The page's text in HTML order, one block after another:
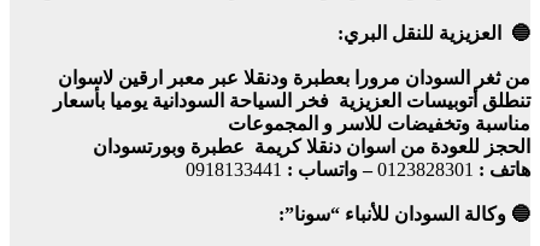
🔵 العزيزية للنقل البري:
من ثغر السودان مرورا بعطبرة ودنقلا عبر معبر ارقين لاسوان
تنطلق أتوبيسات العزيزية فخر السياحة السودانية يوميا بأسعار
مناسبة وتخفيضات للاسر و المجموعات
الحجز للعودة من اسوان دنقلا كريمة عطبرة وبورتسودان
هاتف : 0123828301– واتساب : 0918133441
🔵 وكالة السودان للأنباء “سونا”: